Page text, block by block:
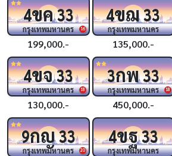
16
4ขค33
กรุงเทพมหานคร
199,000.-
4ขฌ33
กรุงเทพมหานคร
135,000.-
18
4ขจ33
กรุงเทพมหานคร
130,000.-
18
3กพ33
กรุงเทพมหานคร
450,000.-
20
9กญ33
กรุงเทพมหานคร
4ขฐ33
กรุงเทพมหานคร